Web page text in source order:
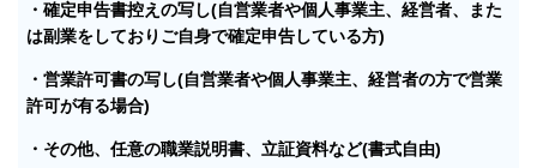
・確定申告書控えの写し(自営業者や個人事業主、経営者、また
は副業をしておりご自身で確定申告している方)
・営業許可書の写し(自営業者や個人事業主、経営者の方で営業
許可が有る場合)
・その他、任意の職業説明書、立証資料など(書式自由)